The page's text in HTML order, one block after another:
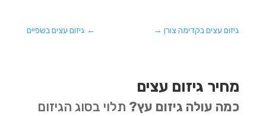
← גיזום עצים בשפיים גיזום עצים בקדימה צורן→
מחיר גיזום עצים
כמה עולה גיזום עץ? תלוי בסוג הגיזום